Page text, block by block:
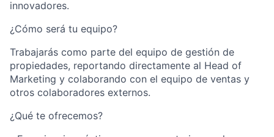
innovadores.
¿Cómo será tu equipo?
Trabajarás como parte del equipo de gestión de
propiedades, reportando directamente al Head of
Marketing y colaborando con el equipo de ventas y
otros colaboradores externos.
¿Qué te ofrecemos?